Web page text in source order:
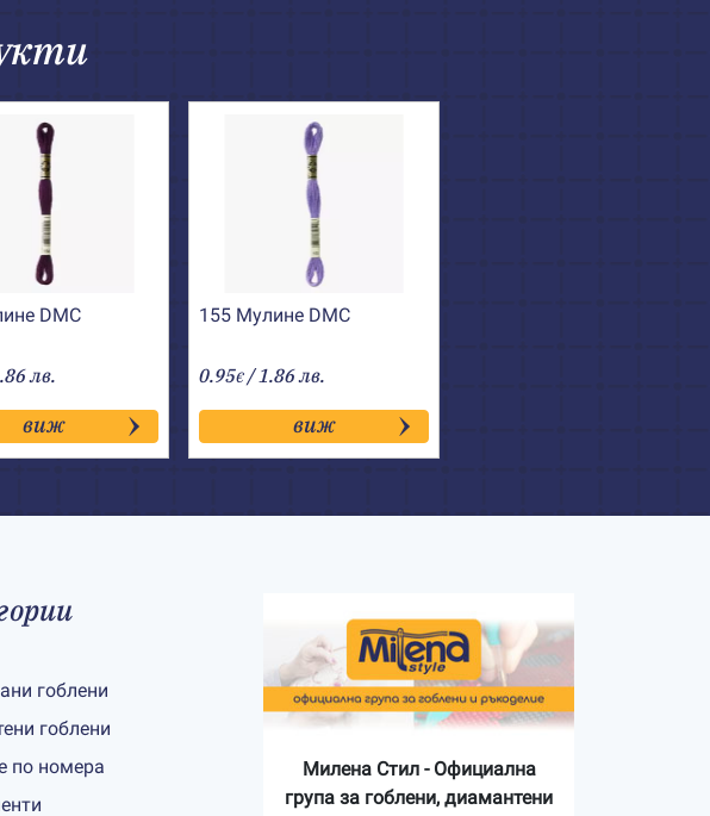
DMC
лв.
виж
155 Мулине DMC
0.95€ / 1.86 лв.
виж
гоблени
гоблени
по номера
Милена Стил - Официална
група за гоблени, диамантени